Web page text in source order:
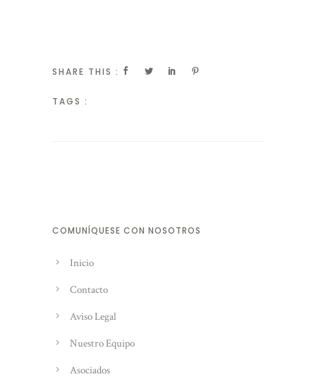
SHARE THIS :
TAGS :
COMUNÍQUESE CON NOSOTROS
Inicio
Contacto
Aviso Legal
Nuestro Equipo
Asociados